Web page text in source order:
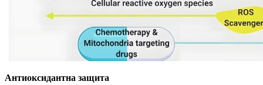
Антиоксидантна защита